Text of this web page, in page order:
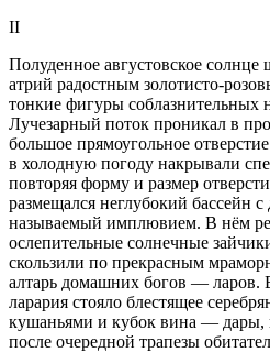
II
Полуденное августовское солнце
атрий радостным золотисто-
тонкие фигуры соблазнительных
Лучезарный поток проникал в
большое прямоугольное
в холодную погоду накрывали
повторяя форму и размер
размещался неглубокий бассейн
называемый имплювием. В нём
ослепительные солнечные
скользили по прекрасным
алтарь домашних богов — ларов.
ларария стояло блестящее
кушаньями и кубок вина — дары,
после очередной трапезы